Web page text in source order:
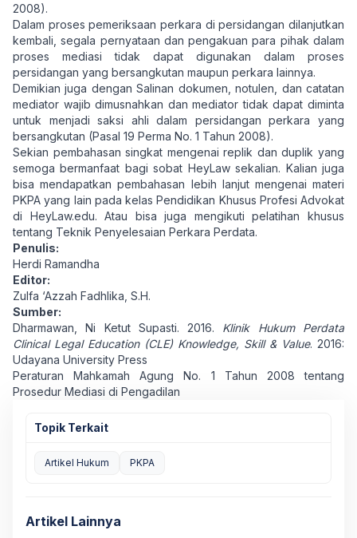
2008).
Dalam proses pemeriksaan perkara di persidangan dilanjutkan
kembali, segala pernyataan dan pengakuan para pihak dalam
proses mediasi tidak dapat digunakan dalam proses
persidangan yang bersangkutan maupun perkara lainnya.
Demikian juga dengan Salinan dokumen, notulen, dan catatan
mediator wajib dimusnahkan dan mediator tidak dapat diminta
untuk menjadi saksi ahli dalam persidangan perkara yang
bersangkutan (Pasal 19 Perma No. 1 Tahun 2008).
Sekian pembahasan singkat mengenai replik dan duplik yang
semoga bermanfaat bagi sobat HeyLaw sekalian. Kalian juga
bisa mendapatkan pembahasan lebih lanjut mengenai materi
PKPA yang lain pada kelasPendidikan Khusus Profesi Advokat
di HeyLaw.edu. Atau bisa juga mengikuti pelatihan khusus
tentang Teknik Penyelesaian Perkara Perdata.
Penulis:
Herdi Ramandha
Editor:
Zulfa ‘Azzah Fadhlika, S.H.
Sumber:
Dharmawan, Ni Ketut Supasti. 2016. Klinik Hukum Perdata
Clinical Legal Education (CLE) Knowledge, Skill & Value. 2016:
Udayana University Press
Peraturan Mahkamah Agung No. 1 Tahun 2008 tentang
Prosedur Mediasi di Pengadilan
Topik Terkait
Artikel Hukum PKPA
Artikel Lainnya